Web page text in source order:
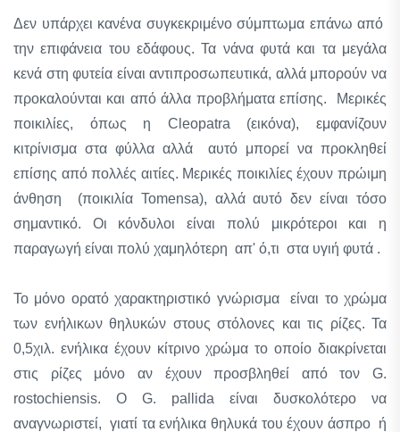
Δεν υπάρχει κανένα συγκεκριμένο σύμπτωμα επάνω από
την επιφάνεια του εδάφους. Τα νάνα φυτά και τα μεγάλα
κενά στη φυτεία είναι αντιπροσωπευτικά, αλλά μπορούν να
προκαλούνται και από άλλα προβλήματα επίσης. Μερικές
ποικιλίες, όπως η Cleopatra (εικόνα), εμφανίζουν
κιτρίνισμα στα φύλλα αλλά αυτό μπορεί να προκληθεί
επίσης από πολλές αιτίες. Μερικές ποικιλίες έχουν πρώιμη
άνθηση (ποικιλία Tomensa), αλλά αυτό δεν είναι τόσο
σημαντικό. Οι κόνδυλοι είναι πολύ μικρότεροι και η
παραγωγή είναι πολύ χαμηλότερη απ' ό,τι στα υγιή φυτά .
Το μόνο ορατό χαρακτηριστικό γνώρισμα είναι το χρώμα
των ενήλικων θηλυκών στους στόλονες και τις ρίζες. Τα
0,5χιλ. ενήλικα έχουν κίτρινο χρώμα το οποίο διακρίνεται
στις ρίζες μόνο αν έχουν προσβληθεί από τον G.
rostochiensis. Ο G. pallida είναι δυσκολότερο να
αναγνωριστεί, γιατί τα ενήλικα θηλυκά του έχουν άσπρο ή